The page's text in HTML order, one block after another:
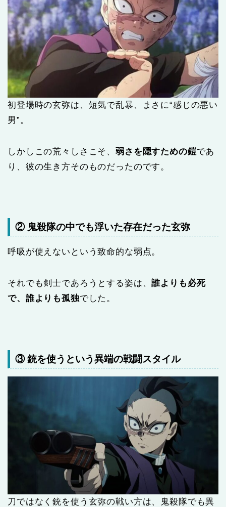
初登場時の玄弥は、短気で乱暴、まさに“感じの悪い
男”。
しかしこの荒々しさこそ、弱さを隠すための鎧であ
り、彼の生き方そのものだったのです。
② 鬼殺隊の中でも浮いた存在だった玄弥
呼吸が使えないという致命的な弱点。
それでも剣士であろうとする姿は、誰よりも必死
で、誰よりも孤独でした。
③ 銃を使うという異端の戦闘スタイル
刀ではなく銃を使う玄弥の戦い方は、鬼殺隊でも異